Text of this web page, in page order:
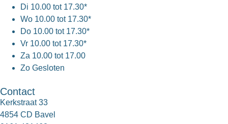
Di 10.00 tot 17.30*
Wo 10.00 tot 17.30*
Do 10.00 tot 17.30*
Vr 10.00 tot 17.30*
Za 10.00 tot 17.00
Zo Gesloten
Contact
Kerkstraat 33
4854 CD Bavel